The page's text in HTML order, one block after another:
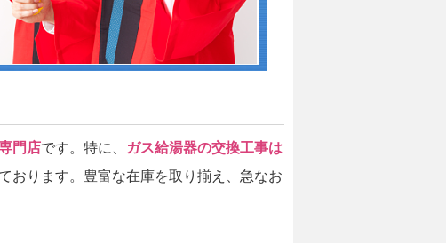
門店です。特に、
ガス給湯器の交換工事は
おります。豊富な在庫を取り揃え、急なお